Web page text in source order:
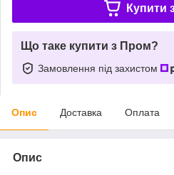
Купити
Що таке купити з Пром?
Замовлення під захистом
Опис Доставка Оплата
Опис